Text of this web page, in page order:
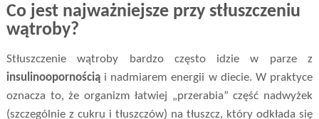
Co jest najważniejsze przy stłuszczeniu
wątroby?
Stłuszczenie wątroby bardzo często idzie w parze z
insulinoopornościąi nadmiarem energii w diecie. W praktyce
oznacza to, że organizm łatwiej „przerabia” część nadwyżek
(szczególnie z cukru i tłuszczów) na tłuszcz, który odkłada się